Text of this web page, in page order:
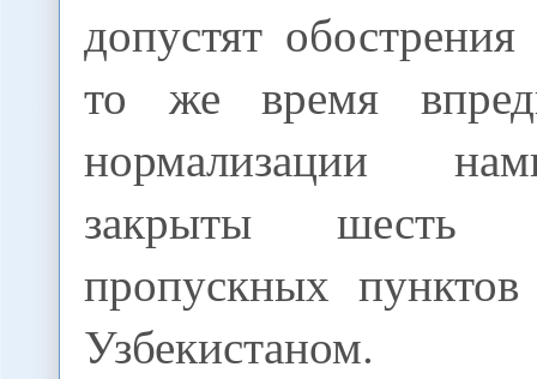
допустят
то же время
нормализации
закрыты шесть
пропускных
Узбекистаном.